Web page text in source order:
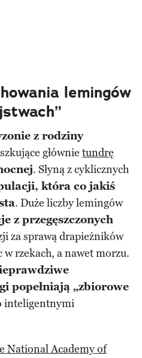
lemingów
z rodziny
głównie tundrę
. Słyną z cyklicznych
która co jakiś
. Duże liczby lemingów
z przegęszczonych
za sprawą drapieżników
w rzekach, a nawet morzu.
popełniają „zbiorowe
inteligentnymi
National Academy of